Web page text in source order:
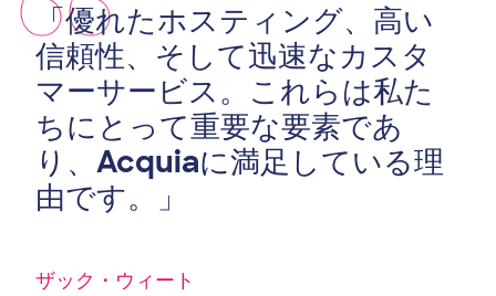
「優れたホスティング、高い
信頼性、そして迅速なカスタ
マーサービス。これらは私た
ちにとって重要な要素であ
り、Acquiaに満足している理
由です。」
ザック・ウィート